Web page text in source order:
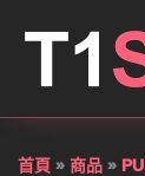
[IOS]
首頁 » 商品 »